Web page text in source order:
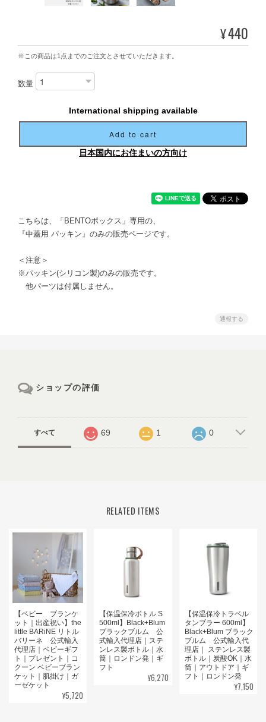
こちらは、「BENTOボックス」専用の、
『中蓋用 パッキン』のみの販売ページです。
＜注意＞
※パッキン(シリコン製)のみの販売です。
他パーツは付属しません。
¥440
※この商品は1点までのご注文とさせていただきます。
数量
International shipping available
Add to cart
日本国内にお住まいの方向け
通報する
ショップの評価
すべて 69 1 0
RELATED ITEMS
【ベビー ブランケ
ット｜出産祝い】the
little BARiNE リトル
バリーネ 公式輸入
代理店｜ベビーギフ
ト｜プレゼント｜コ
クーン ベビーブラン
ケット｜肌掛け｜ガ
ーゼケット
¥5,720
【保温保冷ボトル S
500ml】Black+Blum
ブラックブルム 公
式輸入代理店｜ステ
ンレス製ボトル｜水
筒｜ロンドン発｜ギ
フト
¥6,270
【保温保冷トラベル
タンブラー 600ml】
Black+Blum ブラック
ブルム 公式輸入代
理店｜ ステンレス製
ボトル｜炭酸OK｜水
筒｜アウトドア｜ギ
フト｜ロンドン発
¥7,150